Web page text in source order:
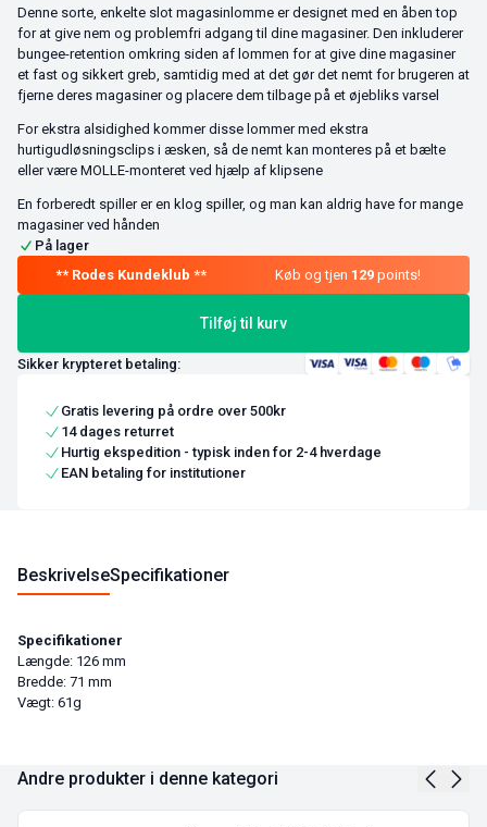
Denne sorte, enkelte slot magasinlomme er designet med en åben top
for at give nem og problemfri adgang til dine magasiner. Den inkluderer
bungee-retention omkring siden af lommen for at give dine magasiner
et fast og sikkert greb, samtidig med at det gør det nemt for brugeren at
fjerne deres magasiner og placere dem tilbage på et øjebliks varsel
For ekstra alsidighed kommer disse lommer med ekstra
hurtigudløsningsclips i æsken, så de nemt kan monteres på et bælte
eller være MOLLE-monteret ved hjælp af klipsene
En forberedt spiller er en klog spiller, og man kan aldrig have for mange
magasiner ved hånden
På lager
Køb og tjen 129 points!
Tilføj til kurv
Sikker krypteret betaling:
Gratis levering på ordre over 500kr
14 dages returret
Hurtig ekspedition - typisk inden for 2-4 hverdage
EAN betaling for institutioner
BeskrivelseSpecifikationer
Specifikationer
Længde: 126 mm
Bredde: 71 mm
Vægt: 61g
Andre produkter i denne kategori